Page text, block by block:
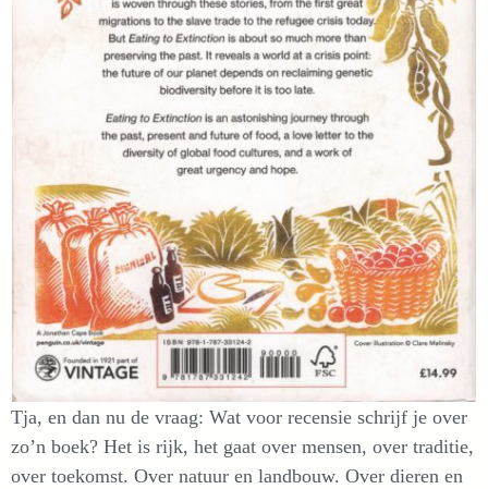
Tja, en dan nu de vraag: Wat voor recensie schrijf je over
zo’n boek? Het is rijk, het gaat over mensen, over traditie,
over toekomst. Over natuur en landbouw. Over dieren en